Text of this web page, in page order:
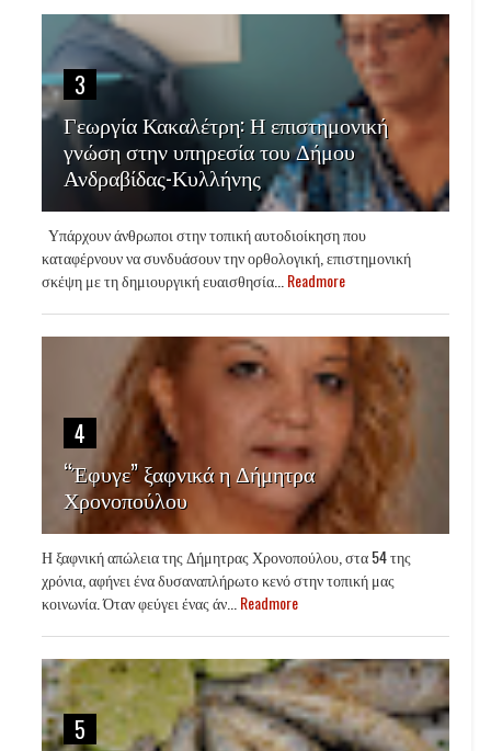
3
Γεωργία Κακαλέτρη: Η επιστημονική
γνώση στην υπηρεσία του Δήμου
Ανδραβίδας-Κυλλήνης
Υπάρχουν άνθρωποι στην τοπική αυτοδιοίκηση που
καταφέρνουν να συνδυάσουν την ορθολογική, επιστημονική
σκέψη με τη δημιουργική ευαισθησία...Readmore
4
“Έφυγε” ξαφνικά η Δήμητρα
Χρονοπούλου
Η ξαφνική απώλεια της Δήμητρας Χρονοπούλου, στα 54 της
χρόνια, αφήνει ένα δυσαναπλήρωτο κενό στην τοπική μας
κοινωνία. Όταν φεύγει ένας άν...Readmore
5